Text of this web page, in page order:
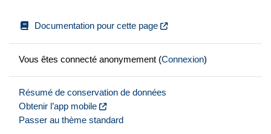
Documentation pour cette page
Vous êtes connecté anonymement (Connexion)
Résumé de conservation de données
Obtenir l’app mobile
Passer au thème standard